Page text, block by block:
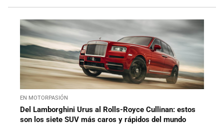
EN MOTORPASIÓN
Del Lamborghini Urus al Rolls-Royce Cullinan: estos
son los siete SUV más caros y rápidos del mundo